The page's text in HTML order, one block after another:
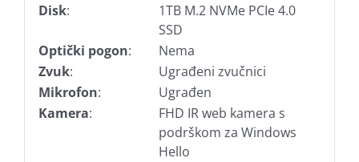
Disk:
1TB M.2 NVMe PCIe 4.0
SSD
Optički pogon:
Nema
Zvuk:
Ugrađeni zvučnici
Mikrofon:
Ugrađen
Kamera:
FHD IR web kamera s
podrškom za Windows
Hello